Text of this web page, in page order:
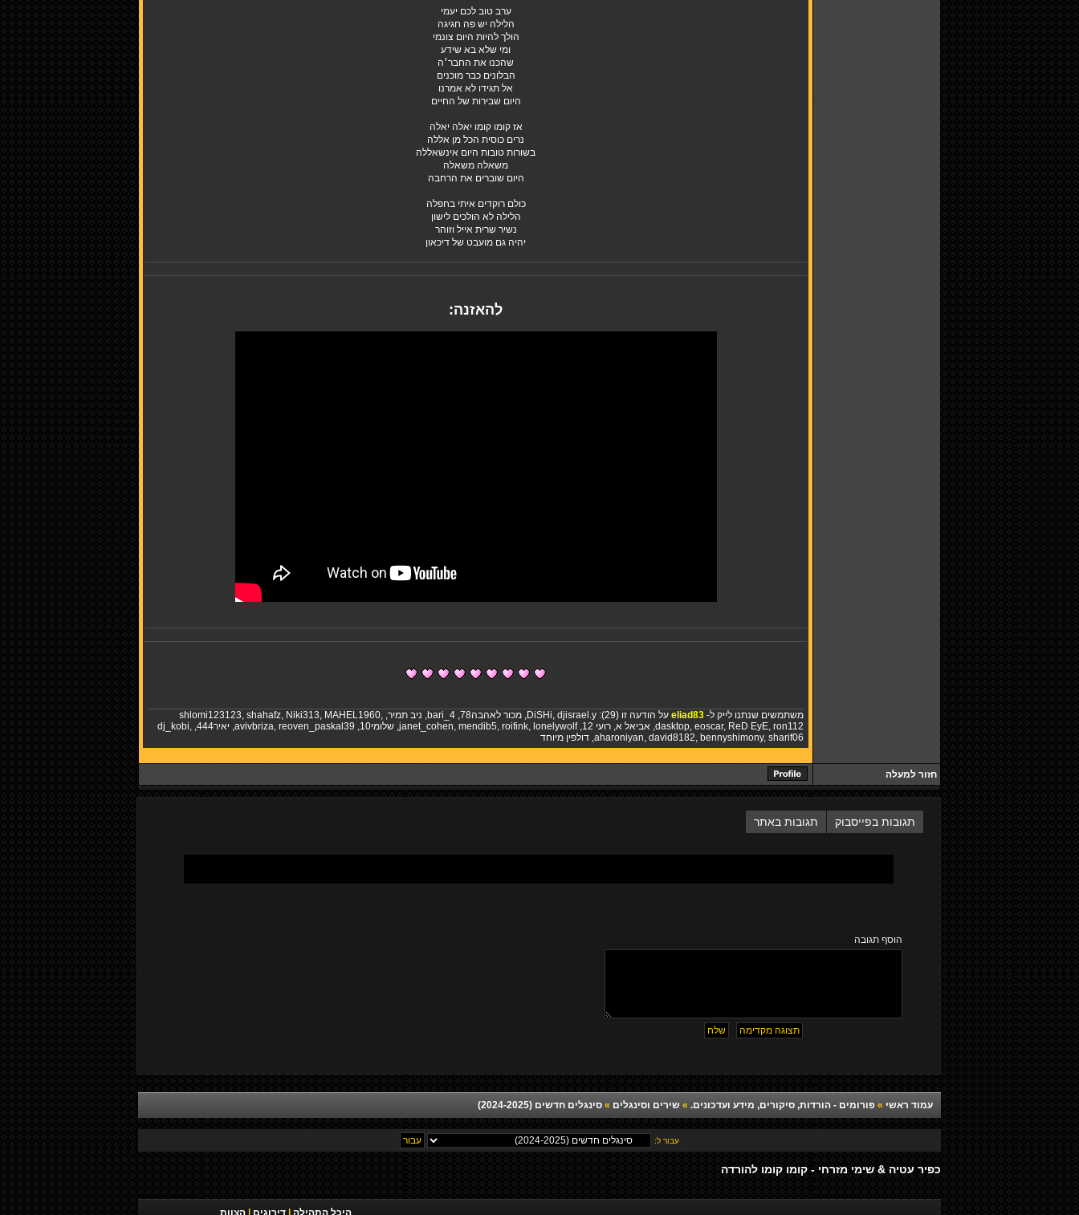
ערב טוב לכם יעמי
הלילה יש פה חגיגה
הולך להיות היום צונמי
ומי שלא בא שידע
שהכנו את החבר׳ה
הבלונים כבר מוכנים
אל תגידו לא אמרנו
היום שבירות של החיים
אז קומו קומו יאלה יאלה
נרים כוסית הכל מן אללה
בשורות טובות היום אינשאללה
משאלה משאלה
היום שוברים את הרחבה
כולם רוקדים איתי בחפלה
הלילה לא הולכים לישון
נשיר שרית אייל וזוהר
יהיה גם מועבט של דיכאון
להאזנה:
משתמשים שנתנו לייק ל- eliad83 על הודעה זו (29): DiSHi, djisrael.y
, מכור לאהבה78 ,
bari_4
, ניב תמיר,
shlomi123123, shahafz, Niki313, MAHEL1960,
dasktop, eoscar, ReD EyE, ron112
, אביאל א, רועי 12 ,
janet_cohen, mendib5, roifink, lonelywolf
, שלומי10 ,
avivbriza, reoven_paskal39
, יאיר444 ,
dj_kobi,
aharoniyan, david8182, bennyshimony, sharif06
, דולפין מיוחד
חזור למעלה
תגובות בפייסבוק תגובות באתר
הוסף תגובה
עמוד ראשי » פורומים - הורדות, סיקורים, מידע ועדכונים. » שירים וסינגלים » סינגלים חדשים (2024-2025)
עבור ל:
כפיר עטיה & שימי מזרחי - קומו קומו להורדה
היכל התהילה דירוגים הצוות